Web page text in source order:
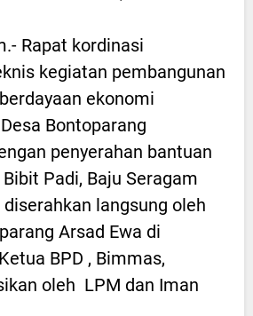
Rapat kordinasi
kegiatan pembangunan
ekonomi
Bontoparang
penyerahan bantuan
Padi, Baju Seragam
diserahkan langsung oleh
Arsad Ewa di
BPD , Bimmas,
oleh LPM dan Iman